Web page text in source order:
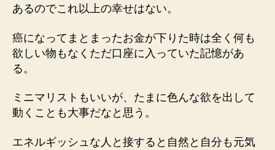
あるのでこれ以上の幸せはない。
癌になってまとまったお金が下りた時は全く何も
欲しい物もなくただ口座に入っていた記憶があ
る。
ミニマリストもいいが、たまに色んな欲を出して
動くことも大事だなと思う。
エネルギッシュな人と接すると自然と自分も元気